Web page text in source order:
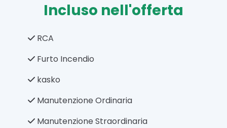
Incluso nell'offerta
RCA
Furto Incendio
kasko
Manutenzione Ordinaria
Manutenzione Straordinaria